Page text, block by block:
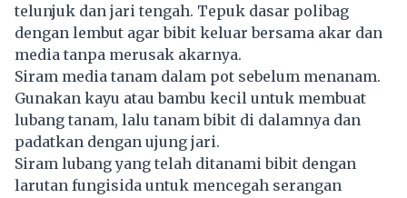
telunjuk dan jari tengah. Tepuk dasar polibag
dengan lembut agar bibit keluar bersama akar dan
media tanpa merusak akarnya.
Siram media tanam dalam pot sebelum menanam.
Gunakan kayu atau bambu kecil untuk membuat
lubang tanam, lalu tanam bibit di dalamnya dan
padatkan dengan ujung jari.
Siram lubang yang telah ditanami bibit dengan
larutan fungisida untuk mencegah serangan